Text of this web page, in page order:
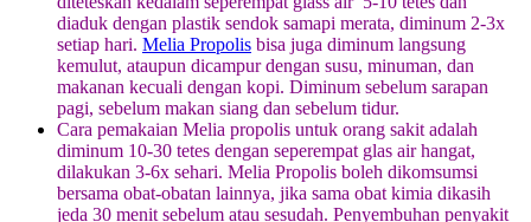
diaduk dengan plastik sendok samapi merata, diminum 2-3x
setiap hari. Melia Propolis bisa juga diminum langsung
kemulut, ataupun dicampur dengan susu, minuman, dan
makanan kecuali dengan kopi. Diminum sebelum sarapan
pagi, sebelum makan siang dan sebelum tidur.
Cara pemakaian Melia propolis untuk orang sakit adalah
diminum 10-30 tetes dengan seperempat glas air hangat,
dilakukan 3-6x sehari. Melia Propolis boleh dikomsumsi
bersama obat-obatan lainnya, jika sama obat kimia dikasih
jeda 30 menit sebelum atau sesudah. Penyembuhan penyakit